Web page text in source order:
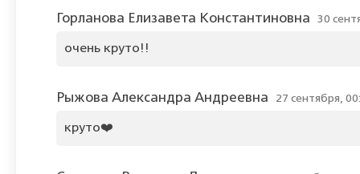
Горланова Елизавета Константиновна 30
очень круто!!
Рыжова Александра Андреевна 27 сентября,
круто❤️